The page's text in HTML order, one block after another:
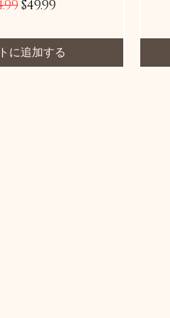
価格セール価格
$49.99
に追加する